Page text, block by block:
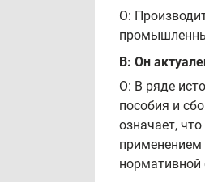
О:
В: Он
О: В ряде
пособия и
означает,
применением
нормативной